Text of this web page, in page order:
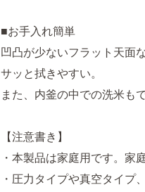
■お手入れ簡単
凹凸が少ないフラット天面
サッと拭きやすい。
また、内釜の中での洗米も
【注意書き】
・本製品は家庭用です。家
・圧力タイプや真空タイプ